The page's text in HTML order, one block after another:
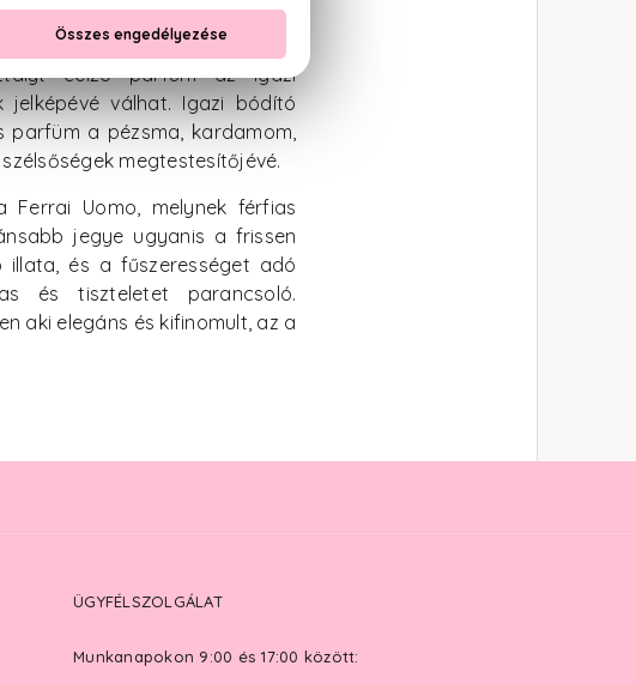
egzotikus illatában
célzó parfüm az igazi
jelképévé válhat. Igazi bódító
parfüm a pézsma, kardamom,
megtestesítőjévé.
Uomo, melynek férfias
jegye ugyanis a frissen
illata, és a fűszerességet adó
és tiszteletet parancsoló.
aki elegáns és kifinomult, az a
ÜGYFÉLSZOLGÁLAT
Munkanapokon 9:00 és 17:00 között: